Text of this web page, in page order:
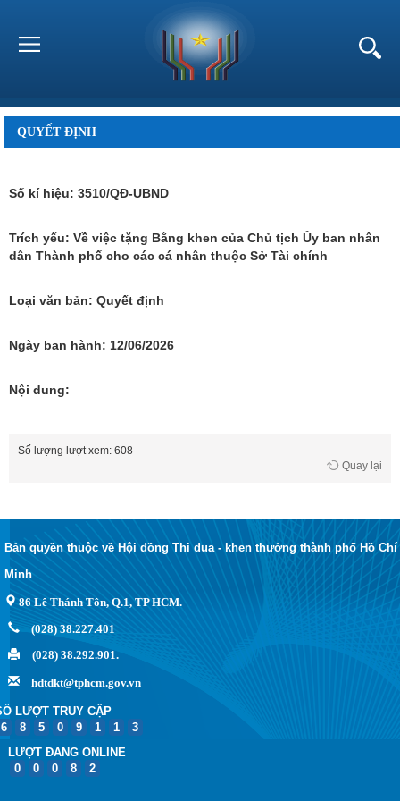
QUYẾT ĐỊNH
Số kí hiệu: 3510/QĐ-UBND
Trích yếu: Về việc tặng Bằng khen của Chủ tịch Ủy ban nhân
dân Thành phố cho các cá nhân thuộc Sở Tài chính
Loại văn bản: Quyết định
Ngày ban hành: 12/06/2026
Nội dung:
Số lượng lượt xem: 608
Quay lại
Bản quyền thuộc về Hội đồng Thi đua - khen thưởng thành phố Hồ Chí
Minh
86 Lê Thánh Tôn, Q.1, TP HCM.
(028) 38.227.401
(028) 38.292.901.
hdtdkt@tphcm.gov.vn
LƯỢT TRUY CẬP
6
8 5 0 9 1 1
3
LƯỢT ĐANG ONLINE
0
0 0 8 2